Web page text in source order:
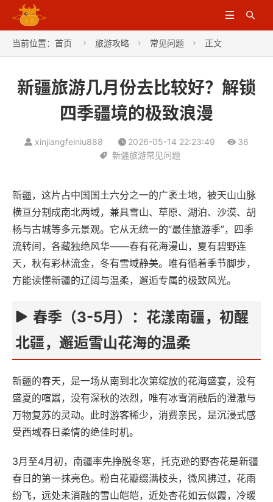


当前位置： 首页  旅游攻略  常见问题  正文
新疆旅游几月份去比较好？解锁
四季疆境的极致浪漫
xinjiangfeiniu888 2026-05-14 22:23:49
36
新疆旅游常见问题
新疆，这片占中国国土六分之一的广袤土地，被天山山脉
横亘分割成南北两域，兼具雪山、草原、湖泊、沙漠、胡
杨与古城等多元景观。它从无统一的“最佳旅游季”，四季
流转间，各藏独绝风华——春有花海漫山，夏有碧野连
天，秋有彩林流金，冬有雪域静美。唯有循着季节脚步，
方能读懂新疆的辽阔与温柔，邂逅专属的极致风光。
春季（3-5月）：花漾南疆，初醒
北疆，邂逅雪山花海的温柔
新疆的春天，是一场从南到北次第绽放的花海盛宴，没有
盛夏的喧嚣，没有深秋的浓烈，唯有冰雪消融后的澄澈与
万物复苏的灵动。此时游客稀少，消费亲民，是沉浸式感
受西域春日柔情的绝佳时机。
3月至4月初，南疆率先挣脱冬寒，托克逊的野杏花是新疆
春日的第一抹亮色。粉白花瓣缀满枝头，微风拂过，花雨
纷飞，远处未消融的雪山皑皑，近处杏花如云似霞，冷暖